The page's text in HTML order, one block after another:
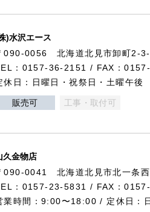
)水沢エース
090-0056 北海道北見市卸町2-
：0157-36-2151 / FAX：
休日：日曜日・祝祭日・土曜午後
販売可 工事・取付可
久金物店
090-0041 北海道北見市北一条
：0157-23-5831 / FAX：
業時間：9:00〜18:00 / 定休日：